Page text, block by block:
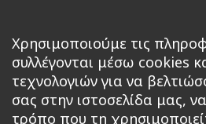
Προσθήκη στο καλάθι
Χρησιμοποιούμε τις
συλλέγονται μέσω cookies
τεχνολογιών για να
σας στην ιστοσελίδα μας,
τρόπο που τη